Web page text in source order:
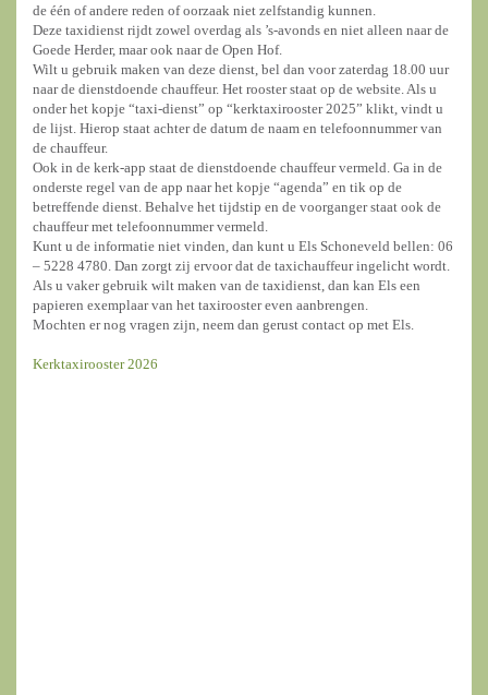
de één of andere reden of oorzaak niet zelfstandig kunnen.
Deze taxidienst rijdt zowel overdag als ’s-avonds en niet alleen naar de
Goede Herder, maar ook naar de Open Hof.
Wilt u gebruik maken van deze dienst, bel dan voor zaterdag 18.00 uur
naar de dienstdoende chauffeur. Het rooster staat op de website. Als u
onder het kopje “taxi-dienst” op “kerktaxirooster 2025” klikt, vindt u
de lijst. Hierop staat achter de datum de naam en telefoonnummer van
de chauffeur.
Ook in de kerk-app staat de dienstdoende chauffeur vermeld. Ga in de
onderste regel van de app naar het kopje “agenda” en tik op de
betreffende dienst. Behalve het tijdstip en de voorganger staat ook de
chauffeur met telefoonnummer vermeld.
Kunt u de informatie niet vinden, dan kunt u Els Schoneveld bellen: 06
– 5228 4780. Dan zorgt zij ervoor dat de taxichauffeur ingelicht wordt.
Als u vaker gebruik wilt maken van de taxidienst, dan kan Els een
papieren exemplaar van het taxirooster even aanbrengen.
Mochten er nog vragen zijn, neem dan gerust contact op met Els.
Kerktaxirooster 2026